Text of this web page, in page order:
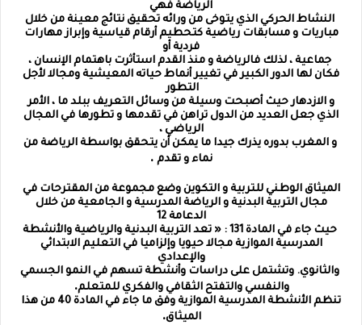
الرياضة فهي
النشاط الحركي الذي يتوخى من ورائه تحقيق نتائج معينة من خلال
مباريات و مسابقات رياضية كتحطيم أرقام قياسية وإبراز مهارات
فردية أو
جماعية ، لذلك فالرياضة و منذ القدم استأثرت باهتمام الإنسان ،
فكان لها الدور الكبير في تغيير أنماط حياته المعيشية ومجالا لأجل
التطور
و الازدهار حيث أصبحت وسيلة من وسائل التعريف ببلد ما ، الأمر
الذي جعل العديد من الدول تراهن في تقدمها و تطورها في المجال
الرياضي ،
و المغرب بدوره يذرك جيدا ما يمكن أن يتحقق بواسطة الرياضة من
نماء و تقدم .
الميثاق الوطني للتربية و التكوين وضع مجموعة من المقترحات في
مجال التربية البدنية و الرياضة المدرسية و الجامعية من خلال
الدعامة 12
حيث جاء في المادة 131 : « تعد التربية البدنية والرياضية والأنشطة
المدرسية الموازية مجالا حيويا وإلزاميا في التعليم الابتدائي
والإعدادي
والثانوي. وتشتمل على دراسات وأنشطة تسهم في النمو الجسمي
والنفسي والتفتح الثقافي والفكري للمتعلم.
تنظم الأنشطة المدرسية الموازية وفق ما جاء في المادة 40 من هذا
الميثاق.